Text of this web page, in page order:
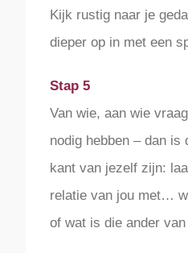
Kijk rustig naar je
dieper op in met een
Stap 5
Van wie, aan wie
nodig hebben – dan is
kant van jezelf zijn:
relatie van jou met…
of wat is die ander